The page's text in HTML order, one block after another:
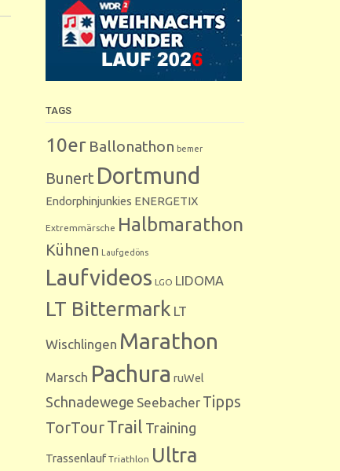
TAGS
10er Ballonathon bemer
Bunert Dortmund
Endorphinjunkies ENERGETIX
Extremmärsche Halbmarathon
Kühnen Laufgedöns
Laufvideos LGO LIDOMA
LT Bittermark LT
Wischlingen Marathon
Marsch Pachura ruWel
Schnadewege Seebacher Tipps
TorTourTrail Training
Trassenlauf Triathlon Ultra